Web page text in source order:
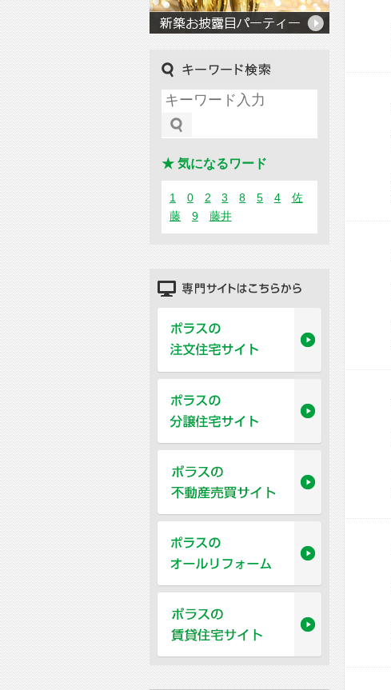
★ 気になるワード
1 0 2 3 8 5 4
佐
藤
9 藤井